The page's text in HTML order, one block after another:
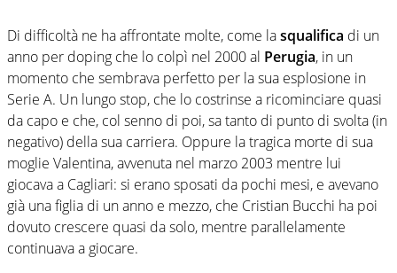
Di difficoltà ne ha affrontate molte, come lasqualifica di un
anno per doping che lo colpì nel 2000 al Perugia, in un
momento che sembrava perfetto per la sua esplosione in
Serie A. Un lungo stop, che lo costrinse a ricominciare quasi
da capo e che, col senno di poi, sa tanto di punto di svolta (in
negativo) della sua carriera. Oppure la tragica morte di sua
moglie Valentina, avvenuta nel marzo 2003 mentre lui
giocava a Cagliari: si erano sposati da pochi mesi, e avevano
già una figlia di un anno e mezzo, che Cristian Bucchi ha poi
dovuto crescere quasi da solo, mentre parallelamente
continuava a giocare.